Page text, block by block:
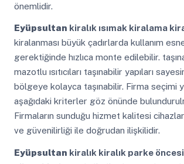
önemlidir.
Eyüpsultan kiralık ısımak kiralama
kiralanması büyük çadırlarda kullanım
gerektiğinde hızlıca monte edilebilir.
mazotlu ısıtıcıları taşınabilir yapıları
bölgeye kolayca taşınabilir. Firma seçimi
aşağıdaki kriterler göz önünde
Firmaların sunduğu hizmet kalitesi
ve güvenilirliği ile doğrudan ilişkilidir.
Eyüpsultan kiralık kiralık parke